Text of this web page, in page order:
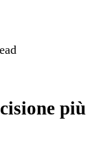
più